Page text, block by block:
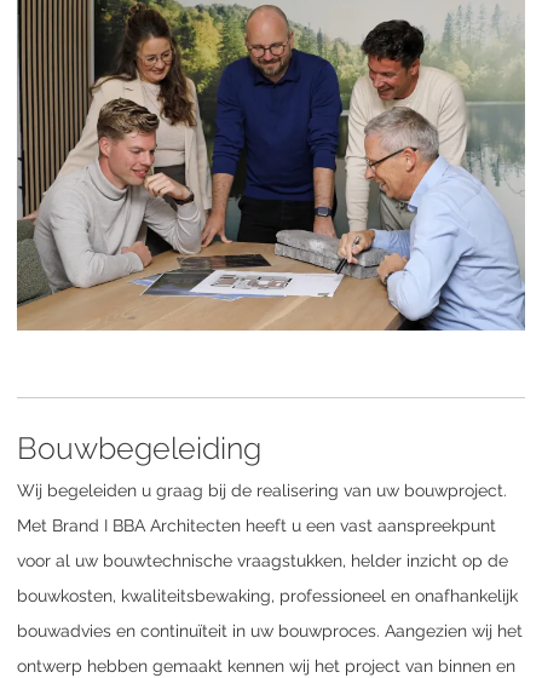
Bouwbegeleiding
Wij begeleiden u graag bij de realisering van uw bouwproject.
Met Brand I BBA Architecten heeft u een vast aanspreekpunt
voor al uw bouwtechnische vraagstukken, helder inzicht op de
bouwkosten, kwaliteitsbewaking, professioneel en onafhankelijk
bouwadvies en continuïteit in uw bouwproces. Aangezien wij het
ontwerp hebben gemaakt kennen wij het project van binnen en